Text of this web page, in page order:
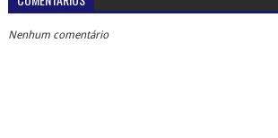
Nenhum comentário